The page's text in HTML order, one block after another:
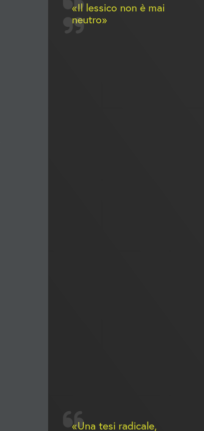
Il lessico non è mai
neutro
Una tesi radicale,